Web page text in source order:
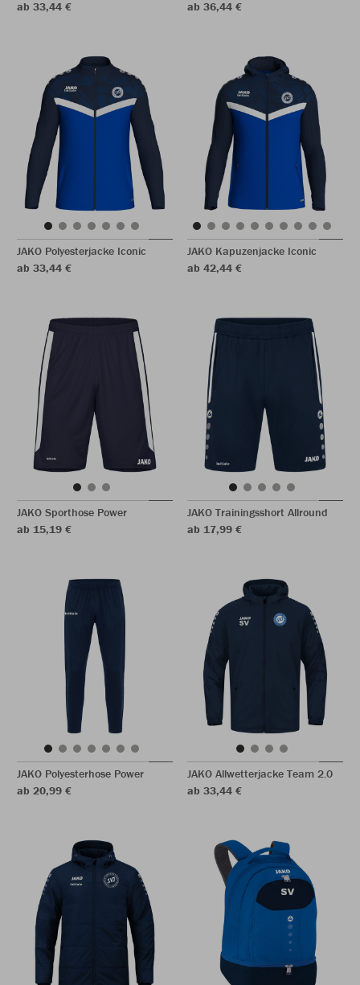
ab 33,44 €
ab 36,44 €
JAKO Polyesterjacke Iconic
ab 33,44 €
JAKO Kapuzenjacke Iconic
ab 42,44 €
JAKO Sporthose Power
ab 15,19 €
JAKO Trainingsshort Allround
ab 17,99 €
JAKO Polyesterhose Power
ab 20,99 €
JAKO Allwetterjacke Team 2.0
ab 33,44 €